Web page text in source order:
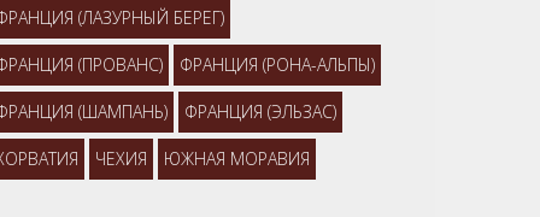
(ЛАЗУРНЫЙ БЕРЕГ)
(ПРОВАНС) ФРАНЦИЯ (РОНА-АЛЬПЫ)
(ШАМПАНЬ) ФРАНЦИЯ (ЭЛЬЗАС)
ЧЕХИЯ ЮЖНАЯ МОРАВИЯ